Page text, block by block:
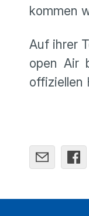
kommen
Auf ihrer
open Air
offiziellen